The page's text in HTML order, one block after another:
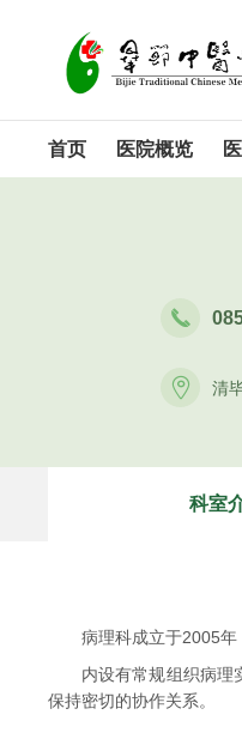
首页 医院概览

 清
科室
病理科成立于2005
内设有常规组织病理
保持密切的协作关系。